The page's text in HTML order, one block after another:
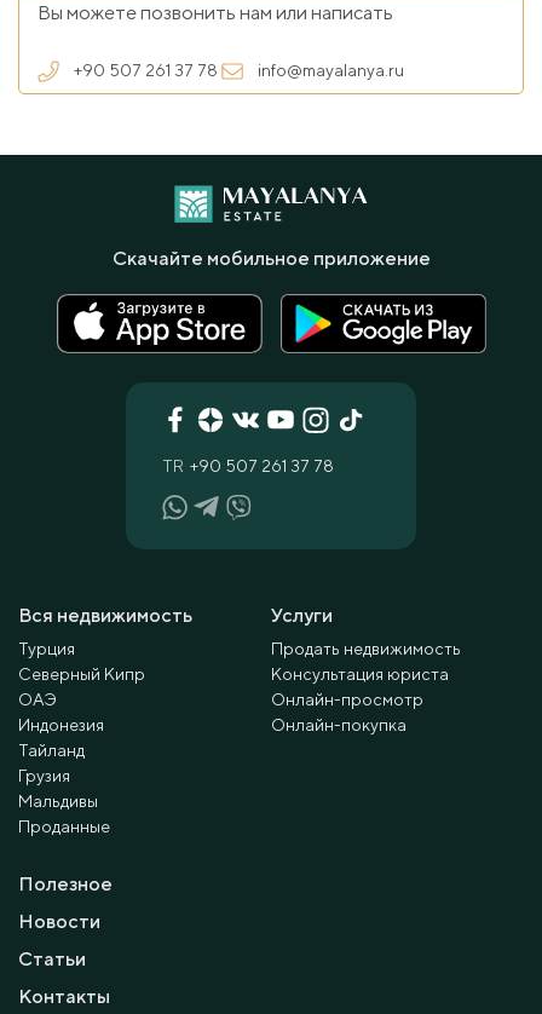
Вы можете позвонить нам или написать
+90 507 261 37 78 info@mayalanya.ru
Вся недвижимость
Турция
Северный Кипр
ОАЭ
Индонезия
Тайланд
Грузия
Мальдивы
Проданные
Услуги
Продать недвижимость
Консультация юриста
Онлайн-просмотр
Онлайн-покупка
Полезное
Новости
Статьи
Контакты
TR +90 507 261 37 78
Скачайте мобильное приложение